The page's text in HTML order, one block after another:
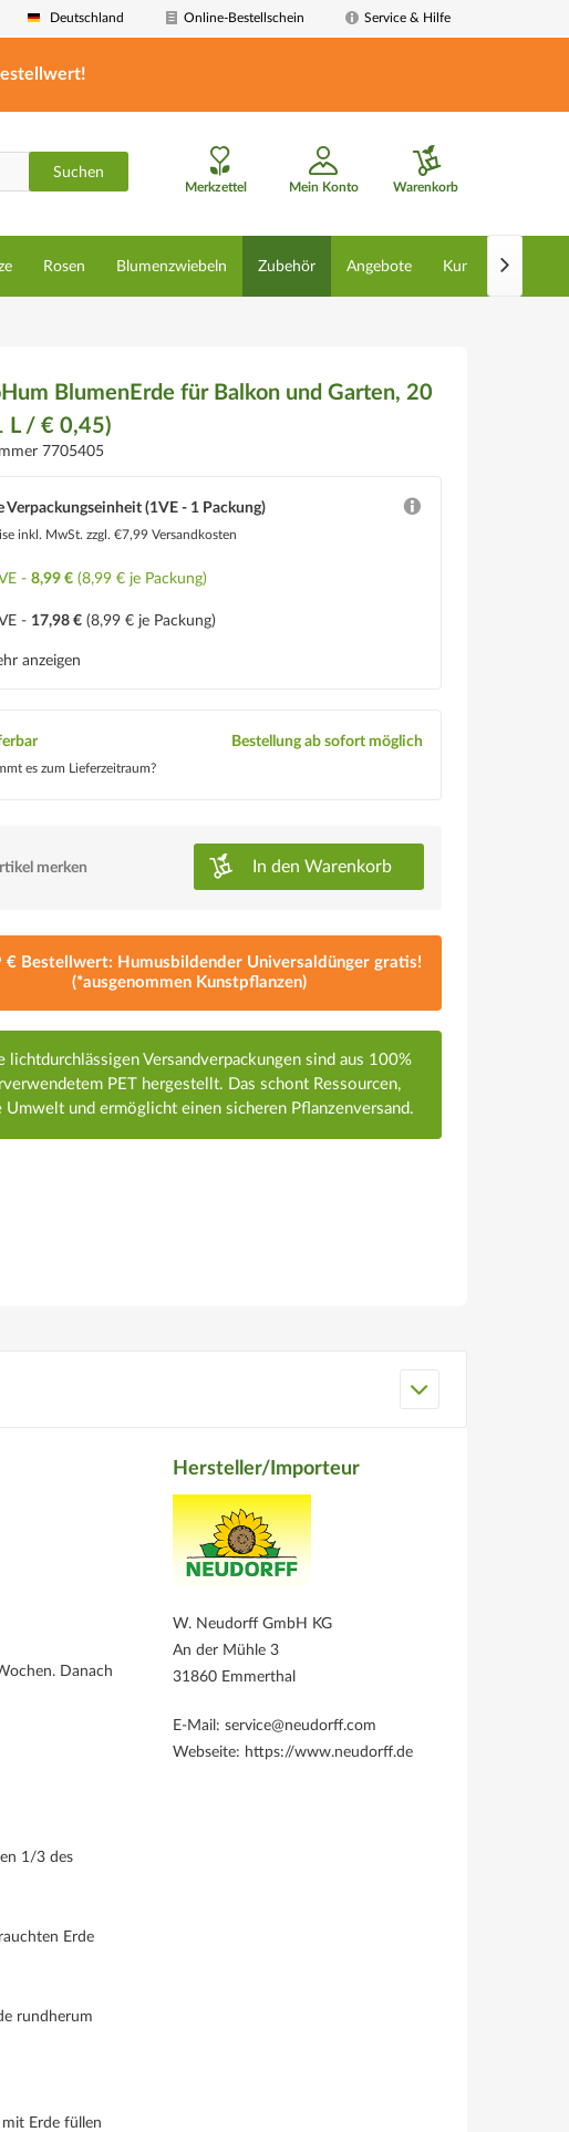
Deutschland Online-Bestellschein Service & Hilfe
Suchen
Merkzettel Mein Konto Warenkorb
Rosen Blumenzwiebeln Zubehör Angebote Kunstpflanzen

BlumenErde für Balkon und Garten, 20
L / € 0,45)
7705405
Verpackungseinheit (1VE - 1 Packung)
inkl. MwSt.zzgl. €7,99 Versandkosten
-8,99 € (8,99 € je Packung)
- 17,98 € (8,99 € je Packung)
anzeigen
es zum Lieferzeitraum?
Bestellung ab sofort möglich
merken In den Warenkorb
€ Bestellwert: Humusbildender Universaldünger gratis!
(*ausgenommen Kunstpflanzen)
lichtdurchlässigen Versandverpackungen sind aus 100%
PET hergestellt. Das schont Ressourcen,
Umwelt und ermöglicht einen sicheren Pflanzenversand.
Danach
1/3 des
Erde
rundherum
Erde füllen
Hersteller/Importeur
W. Neudorff GmbH KG
An der Mühle 3
31860 Emmerthal
E-Mail: service@neudorff.com
Webseite: https://www.neudorff.de